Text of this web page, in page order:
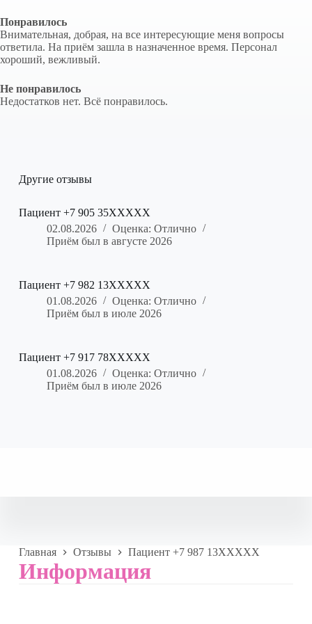
Понравилось
Внимательная, добрая, на все интересующие меня вопросы
ответила. На приём зашла в назначенное время. Персонал
хороший, вежливый.
Не понравилось
Недостатков нет. Всё понравилось.
Другие отзывы
Пациент +7 905 35XXXXX
02.08.2026
Оценка: Отлично
Приём был в августе 2026
Пациент +7 982 13XXXXX
01.08.2026
Оценка: Отлично
Приём был в июле 2026
Пациент +7 917 78XXXXX
01.08.2026
Оценка: Отлично
Приём был в июле 2026
Главная Отзывы Пациент +7 987 13XXXXX
Информация